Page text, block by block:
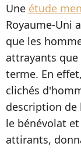
Une étude
Royaume-Uni
que les
attrayants que
terme. En
clichés
description de
le bénévolat
attirants,